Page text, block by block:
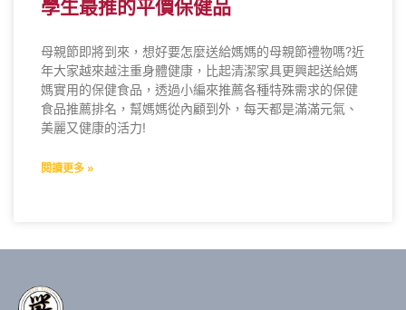
學生最推的平價保健品
母親節即將到來，想好要怎麼送給媽媽的母親節禮物嗎?近
年大家越來越注重身體健康，比起清潔家具更興起送給媽
媽實用的保健食品，透過小編來推薦各種特殊需求的保健
食品推薦排名，幫媽媽從內顧到外，每天都是滿滿元氣、
美麗又健康的活力!
閱讀更多 »